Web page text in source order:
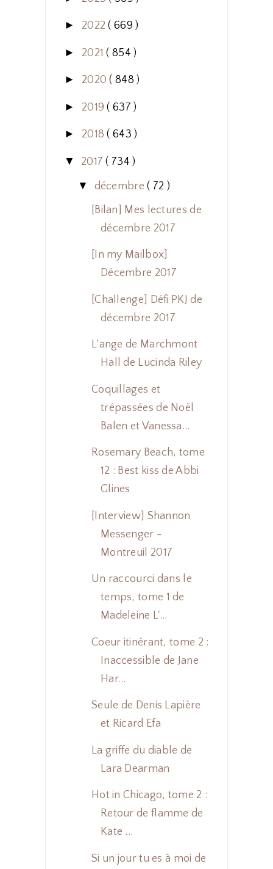
► 2022( 669 )
► 2021( 854 )
► 2020( 848 )
► 2019( 637 )
► 2018( 643 )
▼ 2017( 734 )
▼
décembre( 72 )
[Bilan] Mes lectures de
décembre 2017
[In my Mailbox]
Décembre 2017
[Challenge] Défi PKJ de
décembre 2017
L'ange de Marchmont
Hall de Lucinda Riley
Coquillages et
trépassées de Noël
Balen et Vanessa...
Rosemary Beach, tome
12 : Best kiss de Abbi
Glines
[Interview] Shannon
Messenger -
Montreuil 2017
Un raccourci dans le
temps, tome 1 de
Madeleine L'...
Coeur itinérant, tome 2 :
Inaccessible de Jane
Har...
Seule de Denis Lapière
et Ricard Efa
La griffe du diable de
Lara Dearman
Hot in Chicago, tome 2 :
Retour de flamme de
Kate ...
Si un jour tu es à moi de